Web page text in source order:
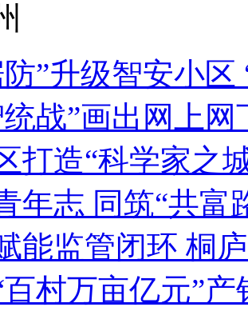
”升级智安小区
战”画出网上
打造“科学家之
年志 同筑“共富
能监管闭环 桐
村万亩亿元”